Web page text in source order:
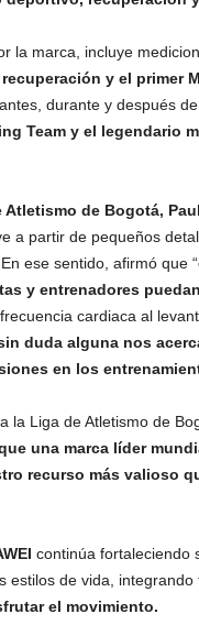
la marca, incluye
y el primer
durante y después
Team y el legendario
Atletismo de Bogotá,
a partir de pequeños
ese sentido, afirmó que “
y entrenadores
cardiaca al
duda alguna nos
en los
la Liga de Atletismo de
una marca líder
recurso más valioso
continúa fortaleciendo
estilos de vida,
el movimiento.